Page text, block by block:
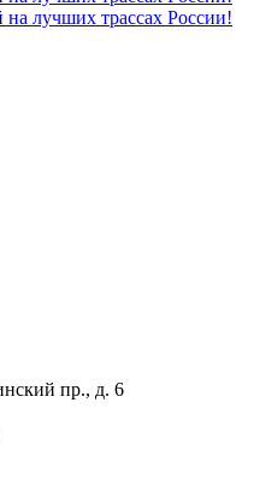
лучших трассах России!
пр., д. 6